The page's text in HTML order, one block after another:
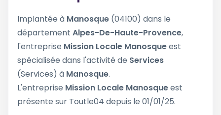
Implantée à Manosque (04100) dans le
département Alpes-De-Haute-Provence,
l'entreprise Mission Locale Manosqueest
spécialisée dans l'activité de Services
(Services) à Manosque.
L'entreprise Mission Locale Manosqueest
présente sur Toutle04 depuis le 01/01/25.